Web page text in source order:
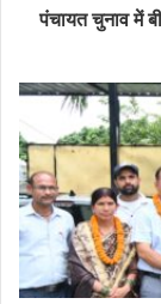
पंचायत चुनाव में